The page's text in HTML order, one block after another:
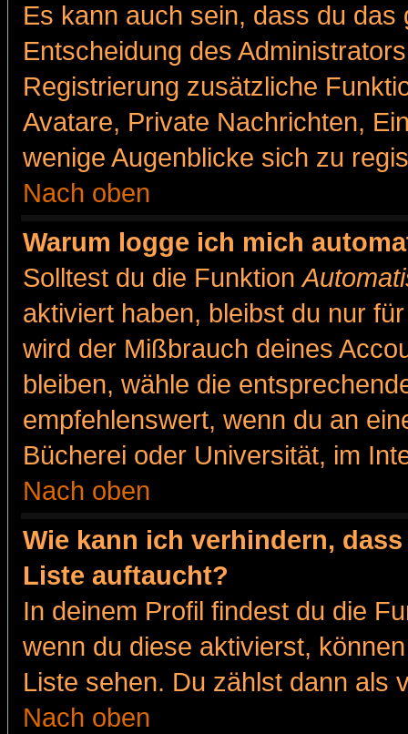
Es kann auch sein, dass du
Entscheidung des
Registrierung zusätzliche
Avatare, Private Nachrichten,
wenige Augenblicke sich zu
Nach oben
Warum logge ich mich
Solltest du die Funktion
aktiviert haben, bleibst du nur
wird der Mißbrauch deines
bleiben, wähle die
empfehlenswert, wenn du an
Bücherei oder Universität, im
Nach oben
Wie kann ich verhindern,
Liste auftaucht?
In deinem Profil findest du die
wenn du diese aktivierst,
Liste sehen. Du zählst dann als
Nach oben